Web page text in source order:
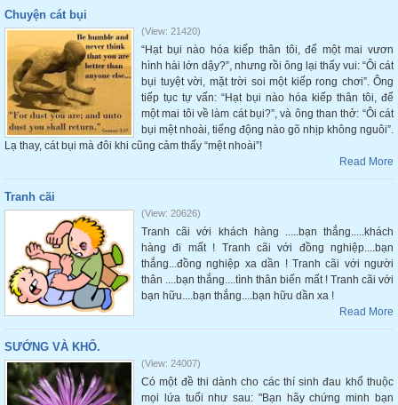
Chuyện cát bụi
(View: 21420)
“Hạt bụi nào hóa kiếp thân tôi, để một mai vươn
hình hài lớn dậy?”, nhưng rồi ông lại thấy vui: “Ôi cát
bụi tuyệt vời, mặt trời soi một kiếp rong chơi”. Ông
tiếp tục tự vấn: “Hạt bụi nào hóa kiếp thân tôi, để
một mai tôi về làm cát bụi?”, và ông than thở: “Ôi cát
bụi mệt nhoài, tiếng động nào gõ nhịp không nguôi”.
Lạ thay, cát bụi mà đôi khi cũng cảm thấy “mệt nhoài”!
Read More
Tranh cãi
(View: 20626)
Tranh cãi với khách hàng .....bạn thắng.....khách
hàng đi mất ! Tranh cãi với đồng nghiệp....bạn
thắng...đồng nghiệp xa dần ! Tranh cãi với người
thân ....bạn thắng....tình thân biến mất ! Tranh cãi với
bạn hữu....bạn thắng....bạn hữu dần xa !
Read More
SƯỚNG VÀ KHỔ.
(View: 24007)
Có một đề thi dành cho các thí sinh đau khổ thuộc
mọi lứa tuổi như sau: "Bạn hãy chứng minh bạn